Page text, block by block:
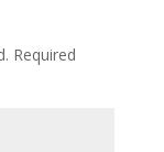
Required